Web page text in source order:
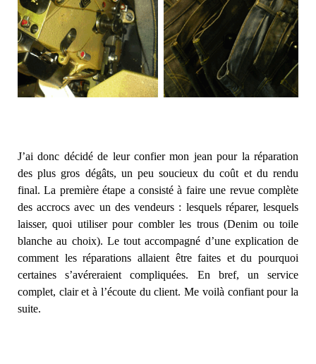
J’ai donc décidé de leur confier mon jean pour la réparation
des plus gros dégâts, un peu soucieux du coût et du rendu
final. La première étape a consisté à faire une revue complète
des accrocs avec un des vendeurs : lesquels réparer, lesquels
laisser, quoi utiliser pour combler les trous (Denim ou toile
blanche au choix). Le tout accompagné d’une explication de
comment les réparations allaient être faites et du pourquoi
certaines s’avéreraient compliquées. En bref, un service
complet, clair et à l’écoute du client. Me voilà confiant pour la
suite.